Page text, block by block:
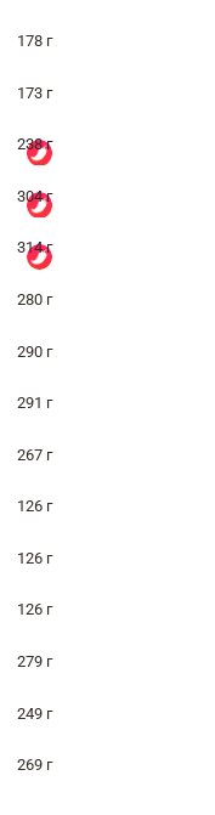
178 г
173 г
238 г
304 г
314 г
280 г
290 г
291 г
267 г
126 г
126 г
126 г
279 г
249 г
269 г